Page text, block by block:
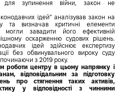
для зупинення війни, закон не
ідей” аналізував закон на
та визначав критичні елементи
завадити його ефективній
оскарженню судових рішень.
ідей здійснює експертизу
без обвинувального вироку суду
починаючи з 2019 року.
роботи центру в цьому напрямку і
відповідальним за підготовку
про стягнення таких активів,
у відповідності з чинними